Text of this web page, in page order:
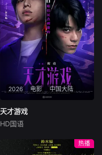
强点击吸引力。采用单集一故
事的单元剧结构，内容覆盖家
庭烘焙、超市购物、温泉放
松、溪边露营、乡村撒欢、公
益环保等多元生活化场景；既
有“做蛋糕翻车”的轻松搞笑桥
段，也有“体谅妈妈辛劳主动
分担”的温情时刻，同时贯穿
小狗从贪玩到懂事的成长主
线，整体画面色调柔和温暖，
景氛围感十足，叙事节奏舒缓
松弛，既可作为幼儿
2026 电影 中国大陆
天才游戏
彭昱畅
穷途末路的天才少年刘全龙
（彭昱畅 饰），被偏执富家公
天才游戏
HD国语
热播